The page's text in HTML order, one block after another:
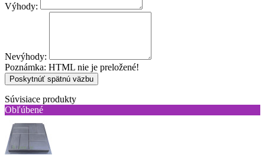
Výhody:
Nevýhody:
Poznámka: HTML nie je preložené!
Poskytnúť spätnú väzbu
Súvisiace produkty
Obľúbené